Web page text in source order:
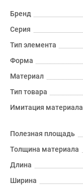
Бренд
Серия
Тип элемента
Форма
Материал
Тип товара
Имитация материала
Полезная площадь
Толщина материала
Длина
Ширина